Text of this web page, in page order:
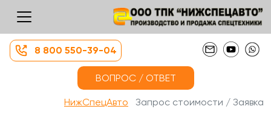
8 800 550-39-04
ВОПРОС / ОТВЕТ
НижСпецАвто Запрос стоимости / Заявка